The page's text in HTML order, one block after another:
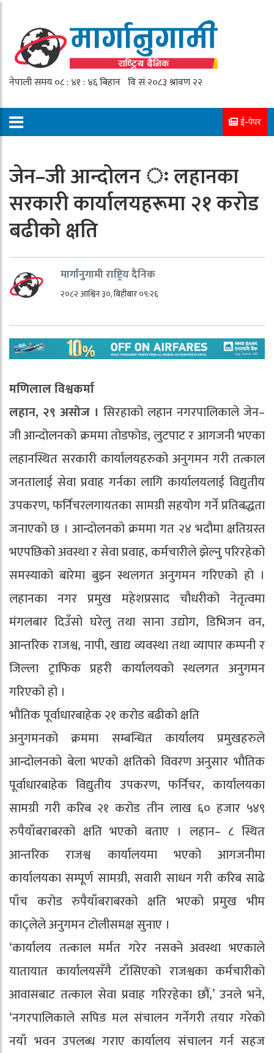
ई-पेपर
जेन–जी आन्दोलन ः लहानका
सरकारी कार्यालयहरूमा २१ करोड
बढीको क्षति
मार्गानुगामी राष्ट्रिय दैनिक
२०८२ आश्विन ३०, बिहीबार ०९:२६
मणिलाल विश्वकर्मा
लहान, २९ असोज । सिरहाको लहान नगरपालिकाले जेन–
जी आन्दोलनको क्रममा तोडफोड, लुटपाट र आगजनी भएका
लहानस्थित सरकारी कार्यालयहरुको अनुगमन गरी तत्काल
जनतालाई सेवा प्रवाह गर्नका लागि कार्यालयलाई विद्युतीय
उपकरण, फर्निचरलगायतका सामग्री सहयोग गर्ने प्रतिबद्धता
जनाएको छ । आन्दोलनको क्रममा गत २४ भदौमा क्षतिग्रस्त
भएपछिको अवस्था र सेवा प्रवाह, कर्मचारीले झेल्नु परिरहेको
समस्याको बारेमा बुझ्न स्थलगत अनुगमन गरिएको हो ।
लहानका नगर प्रमुख महेशप्रसाद चौधरीको नेतृत्वमा
मंगलबार दिउँसो घरेलु तथा साना उद्योग, डिभिजन वन,
आन्तरिक राजश्व, नापी, खाद्य व्यवस्था तथा व्यापार कम्पनी र
जिल्ला ट्राफिक प्रहरी कार्यालयको स्थलगत अनुगमन
गरिएको हो ।
भौतिक पूर्वाधारबाहेक २१ करोड बढीको क्षति
अनुगमनको क्रममा सम्बन्धित कार्यालय प्रमुखहरुले
आन्दोलनको बेला भएको क्षतिको विवरण अनुसार भौतिक
पूर्वाधारबाहेक विद्युतीय उपकरण, फर्निचर, कार्यालयका
सामग्री गरी करिब २१ करोड तीन लाख ६० हजार ५४९
रुपैयाँबराबरको क्षति भएको बताए । लहान– ८ स्थित
आन्तरिक राजश्व कार्यालयमा भएको आगजनीमा
कार्यालयका सम्पूर्ण सामग्री, सवारी साधन गरी करिब साढे
पाँच करोड रुपैयाँबराबरको क्षति भएको प्रमुख भीम
काÇलेले अनुगमन टोलीसमक्ष सुनाए ।
‘कार्यालय तत्काल मर्मत गरेर नसक्ने अवस्था भएकाले
यातायात कार्यालयसँगै टाँसिएको राजश्वका कर्मचारीको
आवासबाट तत्काल सेवा प्रवाह गरिरहेका छौं,’ उनले भने,
‘नगरपालिकाले सपिङ मल संचालन गर्नेगरी तयार गरेको
नयाँ भवन उपलब्ध गराए कार्यालय संचालन गर्न सहज